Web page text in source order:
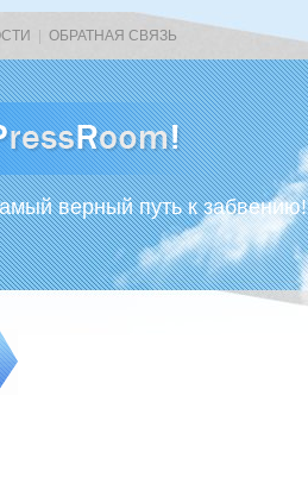
ОБРАТНАЯ СВЯЗЬ
верный путь к